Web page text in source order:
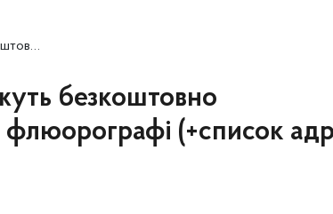
адрес)
безкоштовно
(+список